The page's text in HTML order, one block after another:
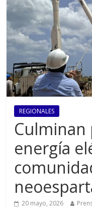
REGIONALES
Culminan
energía
20 mayo, 2026